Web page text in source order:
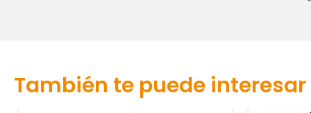
También te puede interesar